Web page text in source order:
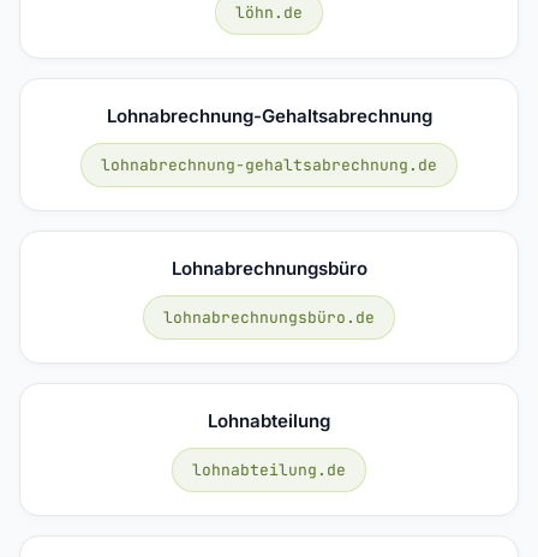
löhn.de
Lohnabrechnung-Gehaltsabrechnung
lohnabrechnung-gehaltsabrechnung.de
Lohnabrechnungsbüro
lohnabrechnungsbüro.de
Lohnabteilung
lohnabteilung.de